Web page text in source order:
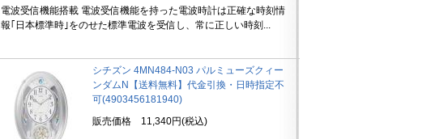
電波受信機能搭載 電波受信機能を持った電波時計は正確な時刻情
報｢日本標準時｣をのせた標準電波を受信し、常に正しい時刻...
シチズン 4MN484-N03 パルミューズクィー
ンダムN【送料無料】代金引換・日時指定不
可(4903456181940)
販売価格 11,340円(税込)